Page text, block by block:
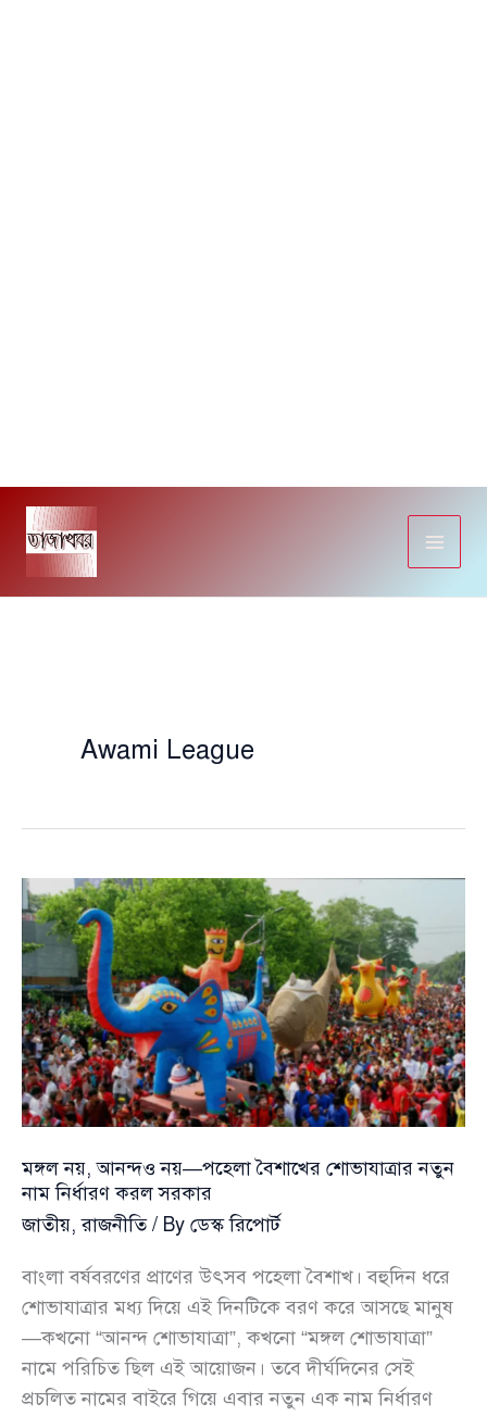
Skip
content
Awami League
মঙ্গল নয়, আনন্দও নয়—পহেলা বৈশাখের শোভাযাত্রার নতুন
নাম নির্ধারণ করল সরকার
জাতীয়,রাজনীতি/ By ডেস্ক রিপোর্ট
বাংলা বর্ষবরণের প্রাণের উৎসব পহেলা বৈশাখ। বহুদিন ধরে
শোভাযাত্রার মধ্য দিয়ে এই দিনটিকে বরণ করে আসছে মানুষ
—কখনো “আনন্দ শোভাযাত্রা”, কখনো “মঙ্গল শোভাযাত্রা”
নামে পরিচিত ছিল এই আয়োজন। তবে দীর্ঘদিনের সেই
প্রচলিত নামের বাইরে গিয়ে এবার নতুন এক নাম নির্ধারণ